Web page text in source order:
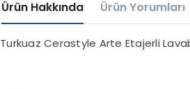
Ürün Hakkında Ürün Yorumları
Turkuaz Cerastyle Arte Etajerli